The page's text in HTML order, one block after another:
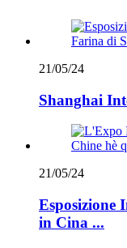
21/05/24
Shanghai
21/05/24
Esposizione
in Cina ...